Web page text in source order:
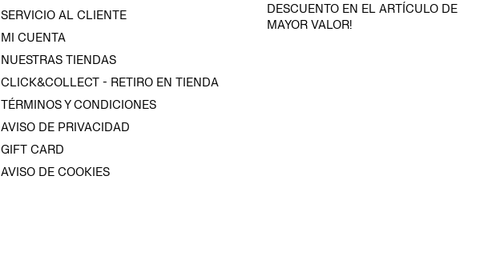
SERVICIO AL CLIENTE
MI CUENTA
NUESTRAS TIENDAS
CLICK&COLLECT - RETIRO EN TIENDA
TÉRMINOS Y CONDICIONES
AVISO DE PRIVACIDAD
GIFT CARD
AVISO DE COOKIES
DESCUENTO EN EL ARTÍCULO DE
MAYOR VALOR!